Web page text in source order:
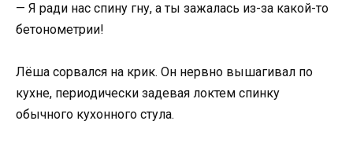
— Я ради нас спину гну, а ты зажалась из-за какой-то
бетонометрии!
Лёша сорвался на крик. Он нервно вышагивал по
кухне, периодически задевая локтем спинку
обычного кухонного стула.